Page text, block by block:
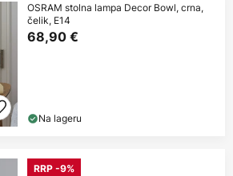
OSRAM stolna lampa Decor Bowl, crna,
čelik, E14
68,90 €
Na lageru
RRP -9%